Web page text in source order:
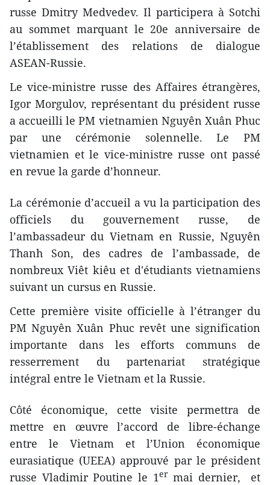
russe Dmitry Medvedev. Il participera à Sotchi
au sommet marquant le 20e anniversaire de
l’établissement des relations de dialogue
ASEAN-Russie.
Le vice-ministre russe des Affaires étrangères,
Igor Morgulov, représentant du président russe
a accueilli le PM vietnamien Nguyên Xuân Phuc
par une cérémonie solennelle. Le PM
vietnamien et le vice-ministre russe ont passé
en revue la garde d’honneur.
La cérémonie d’accueil a ​vu la participation des
officiels du gouvernement russe, de
l’ambassadeur du Vietnam en Russie, Nguyên
Thanh Son, des cadres de l’ambassade, de
nombreux Viêt kiêu et d'étudiants vietnamiens
suivant un cursus en Russie.
Cette première visite officielle à l’étranger du
PM Nguyên Xuân Phuc revêt une signification
importante dans les efforts communs de
resserrement du partenariat stratégique
intégral entre le Vietnam et la Russie.
Côté économique, cette visite permettra de
mettre en œuvre l’accord de libre-échange
entre le Vietnam et l’Union économique
eurasiatique (UEEA) approuvé par le président
russe Vladimir Poutine le 1ermai dernier, et